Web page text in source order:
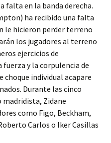
falta en la banda derecha.
ha recibido una falta
le hicieron perder terreno
los jugadores al terreno
ejercicios de
y la corpulencia de
choque individual acapare
Durante las cinco
Zidane
como Figo, Beckham,
Carlos o Iker Casillas